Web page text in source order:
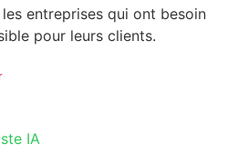
entreprises qui ont besoin
pour leurs clients.
IA